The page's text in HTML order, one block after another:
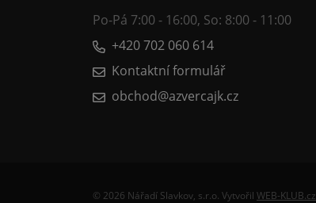
Po-Pá 7:00 - 16:00, So: 8:00 - 11:00
+420 702 060 614
Kontaktní formulář
obchod@azvercajk.cz
© 2026 Nářadí Slavkov, s.r.o. Vytvořil WEB-KLUB.cz